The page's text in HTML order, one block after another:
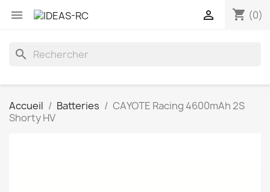
 shopping_cart (0)

search
Accueil Batteries
CAYOTE Racing 4600mAh 2S
Shorty HV